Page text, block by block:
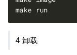
4 卸载